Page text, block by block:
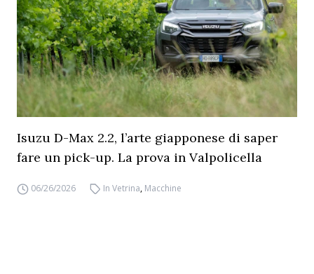
Isuzu D-Max 2.2, l’arte giapponese di saper
fare un pick-up. La prova in Valpolicella
06/26/2026 In Vetrina, Macchine